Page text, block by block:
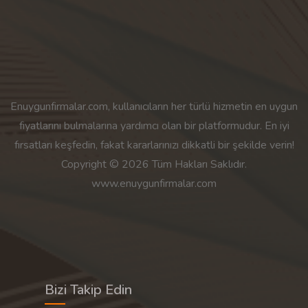
Enuygunfirmalar.com, kullanıcıların her türlü hizmetin en uygun
fiyatlarını bulmalarına yardımcı olan bir platformudur. En iyi
fırsatları keşfedin, fakat kararlarınızı dikkatli bir şekilde verin!
Copyright © 2026 Tüm Hakları Saklıdır.
www.enuygunfirmalar.com
Bizi Takip Edin